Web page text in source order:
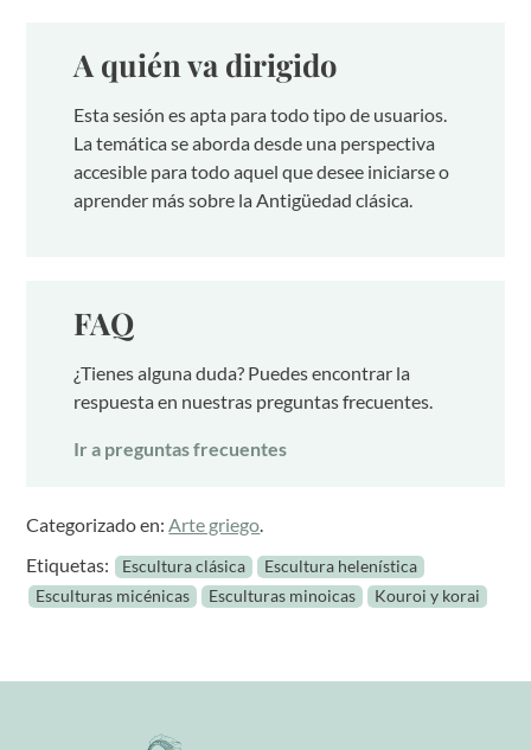
A quién va dirigido
Esta sesión es apta para todo tipo de usuarios.
La temática se aborda desde una perspectiva
accesible para todo aquel que desee iniciarse o
aprender más sobre la Antigüedad clásica.
FAQ
¿Tienes alguna duda? Puedes encontrar la
respuesta en nuestras preguntas frecuentes.
Ir a preguntas frecuentes
Categorizado en:Arte griego.
Etiquetas:
Escultura clásica
Escultura helenística
Esculturas micénicas
Esculturas minoicas Kouroi y korai